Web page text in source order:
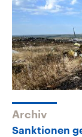
Archiv
Sanktionen